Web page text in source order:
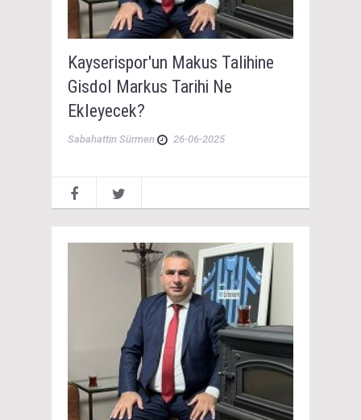
Kayserispor'un Makus Talihine
Gisdol Markus Tarihi Ne
Ekleyecek?
Sabahattin Sürmen 26-06-2025